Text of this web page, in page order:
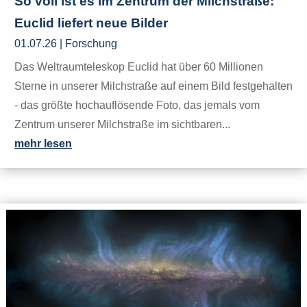
Euclid liefert neue Bilder
01.07.26
Forschung
Das Weltraumteleskop Euclid hat über 60 Millionen
Sterne in unserer Milchstraße auf einem Bild festgehalten
- das größte hochauflösende Foto, das jemals vom
Zentrum unserer Milchstraße im sichtbaren...
mehr lesen